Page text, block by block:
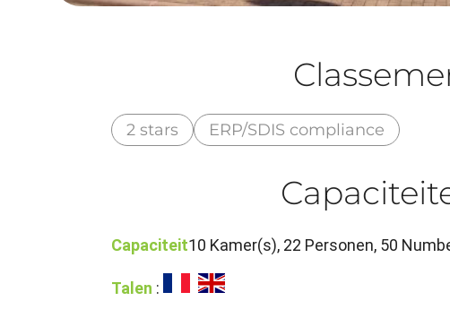
2 stars ERP/SDIS compliance
Capaciteit10 Kamer(s), 22 Personen, 50
Talen :